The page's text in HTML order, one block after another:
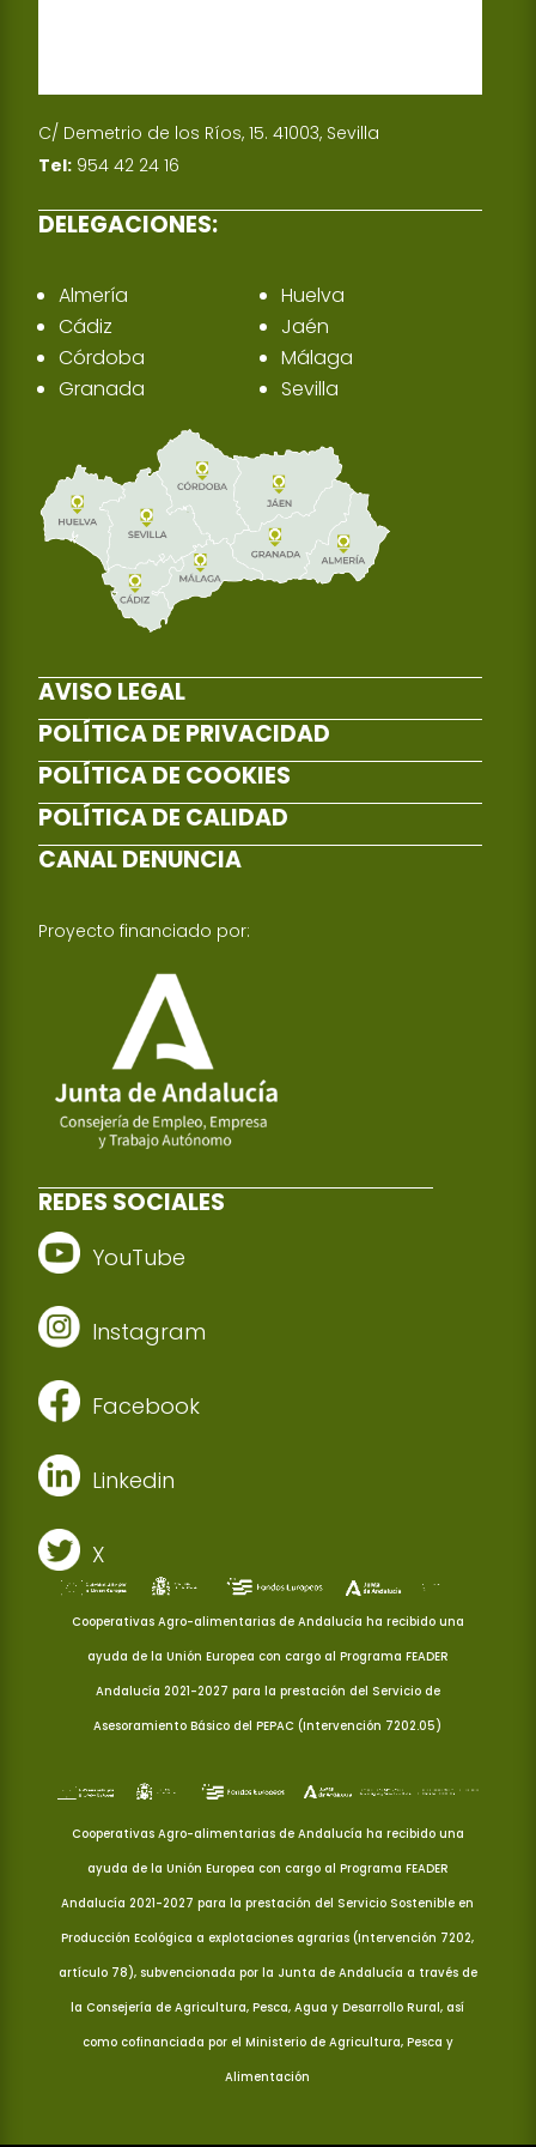
C/ Demetrio de los Ríos, 15. 41003, Sevilla
Tel: 954 42 24 16
DELEGACIONES:
Almería
Cádiz
Córdoba
Granada
Huelva
Jaén
Málaga
Sevilla
AVISO LEGAL
POLÍTICA DE PRIVACIDAD
POLÍTICA DE COOKIES
POLÍTICA DE CALIDAD
CANAL DENUNCIA
Proyecto financiado por:
REDES SOCIALES
YouTube
Instagram
Facebook
Linkedin
X
Cooperativas Agro-alimentarias de Andalucía ha recibido una
ayuda de la Unión Europea con cargo al Programa FEADER
Andalucía 2021-2027 para la prestación del Servicio de
Asesoramiento Básico del PEPAC (Intervención 7202.05)
Cooperativas Agro-alimentarias de Andalucía ha recibido una
ayuda de la Unión Europea con cargo al Programa FEADER
Andalucía 2021-2027 para la prestación del Servicio Sostenible en
Producción Ecológica a explotaciones agrarias (Intervención 7202,
artículo 78), subvencionada por la Junta de Andalucía a través de
la Consejería de Agricultura, Pesca, Agua y Desarrollo Rural, así
como cofinanciada por el Ministerio de Agricultura, Pesca y
Alimentación